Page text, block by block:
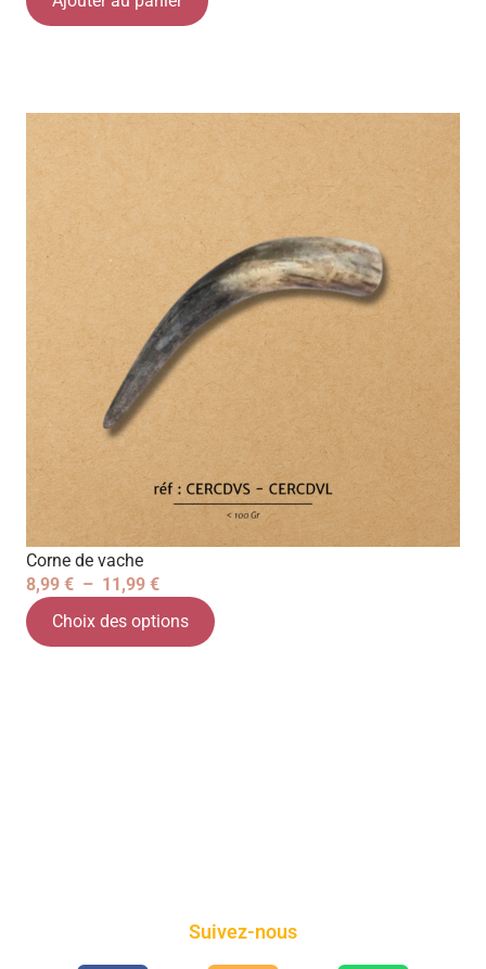
Corne de vache
8,99 € – 11,99 €
Choix des options
Suivez-nous